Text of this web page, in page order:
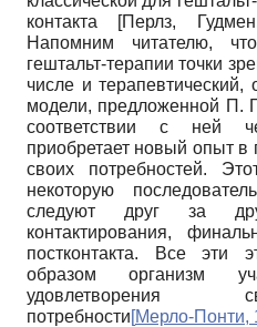
контакта [Перлз,
Напомним читателю,
гештальт-терапии точки
числе и
модели, предложенной П.
соответствии с ней
приобретает новый опыт в
своих потребностей.
некоторую
следуют друг за
контактирования,
постконтакта. Все эти
образом организм
удовлетворения
потребности[Мерло-Понти,